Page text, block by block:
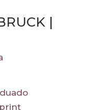
|